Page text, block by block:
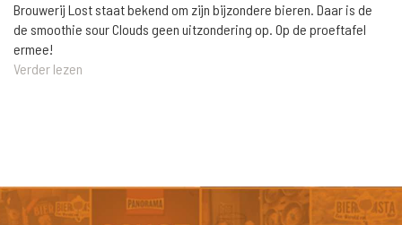
Brouwerij Lost staat bekend om zijn bijzondere bieren. Daar is de
de smoothie sour Clouds geen uitzondering op. Op de proeftafel
ermee!
Verder lezen